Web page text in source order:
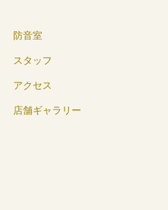
防音室
スタッフ
アクセス
店舗ギャラリー